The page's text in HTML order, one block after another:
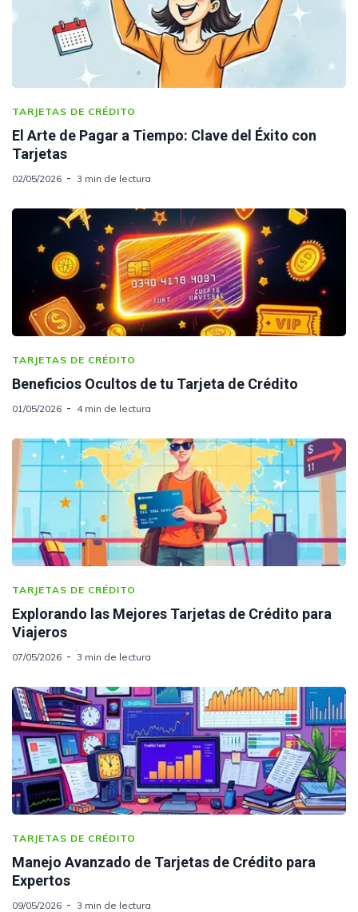
TARJETAS DE CRÉDITO
El Arte de Pagar a Tiempo: Clave del Éxito con
Tarjetas
02/05/2026 3 min de lectura
TARJETAS DE CRÉDITO
Beneficios Ocultos de tu Tarjeta de Crédito
01/05/2026 4 min de lectura
TARJETAS DE CRÉDITO
Explorando las Mejores Tarjetas de Crédito para
Viajeros
07/05/2026 3 min de lectura
TARJETAS DE CRÉDITO
Manejo Avanzado de Tarjetas de Crédito para
Expertos
09/05/2026 3 min de lectura